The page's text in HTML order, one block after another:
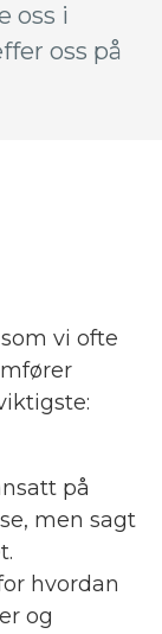
oss i
oss på
vi ofte
på
men sagt
hvordan
og